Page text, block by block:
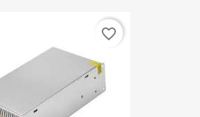
favorite_border